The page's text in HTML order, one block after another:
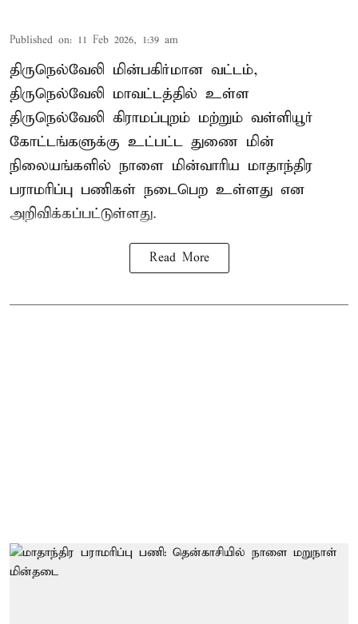
Published on: 11 Feb 2026, 1:39 am
திருநெல்வேலி மின்பகிர்மான வட்டம்,
திருநெல்வேலி மாவட்டத்தில் உள்ள
திருநெல்வேலி கிராமப்புறம் மற்றும் வள்ளியூர்
கோட்டங்களுக்கு உட்பட்ட துணை மின்
நிலையங்களில் நாளை மின்வாரிய மாதாந்திர
பராமரிப்பு பணிகள் நடைபெற உள்ளது என
அறிவிக்கப்பட்டுள்ளது.
Read More